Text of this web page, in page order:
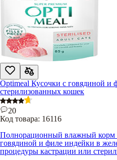
Optimeal Кусочки с говядиной и
стерилизованных кошек
20
Код товара: 16116
Полнорационный влажный корм
говядиной и филе индейки в
процедуры кастрации или